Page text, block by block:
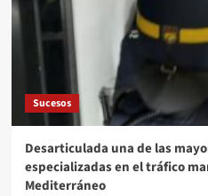
Sucesos
Desarticulada una de las
especializadas en el tráfico
Mediterráneo